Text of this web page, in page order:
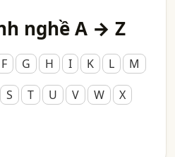
nghề A → Z
F G H I K L
M
S T U V W
X